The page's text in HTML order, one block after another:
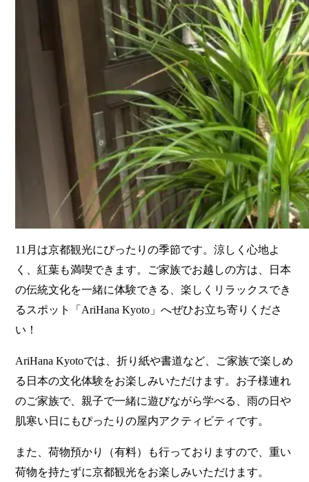
11月は京都観光にぴったりの季節です。涼しく心地よ
く、紅葉も満喫できます。ご家族でお越しの方は、日本
の伝統文化を一緒に体験できる、楽しくリラックスでき
るスポット「AriHana Kyoto」へぜひお立ち寄りくださ
い！
AriHana Kyotoでは、折り紙や書道など、ご家族で楽しめ
る日本の文化体験をお楽しみいただけます。お子様連れ
のご家族で、親子で一緒に遊びながら学べる、雨の日や
肌寒い日にもぴったりの屋内アクティビティです。
また、荷物預かり（有料）も行っておりますので、重い
荷物を持たずに京都観光をお楽しみいただけます。